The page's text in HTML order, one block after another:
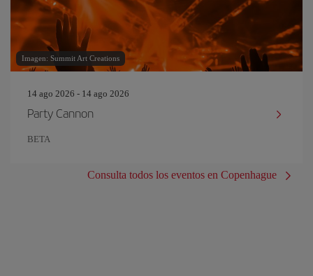
Imagen: Summit Art Creations
14 ago 2026 - 14 ago 2026
Party Cannon
BETA
Consulta todos los eventos en Copenhague